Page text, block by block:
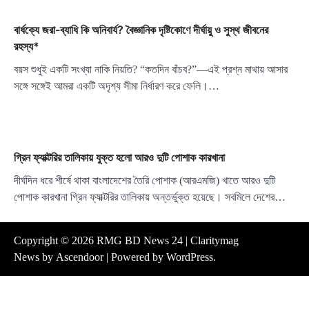
বার্ধক্যে জরা-ব্যাধি কি অনিবার্য? বৈজ্ঞানিক দৃষ্টিকোণে দীর্ঘায়ু ও সুস্থ জীবনের
রহস্য*
বয়স শুধুই একটি সংখ্যা নাকি নিয়তি? “কতদিন বাঁচব?”—এই প্রশ্ন মাথায় আসার
সঙ্গে সঙ্গেই আমরা একটি অদৃশ্য সীমা নির্ধারণ করে ফেলি।…
গ্রিন ফ্যাক্টরির তালিকায় যুক্ত হলো আরও দুটি পোশাক কারখানা
দীর্ঘদিন ধরে শীর্ষে থাকা বাংলাদেশের তৈরি পোশাক (আরএমজি) খাতে আরও দুটি
পোশাক কারখানা গ্রিন ফ্যাক্টরির তালিকায় অন্তর্ভুক্ত হয়েছে। সবমিলে দেশের…
Copyright © 2026 RMG BD News 24 | Claritymag
News by Ascendoor| Powered by WordPress.